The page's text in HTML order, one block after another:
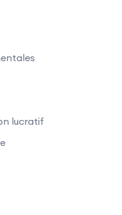
lucratif